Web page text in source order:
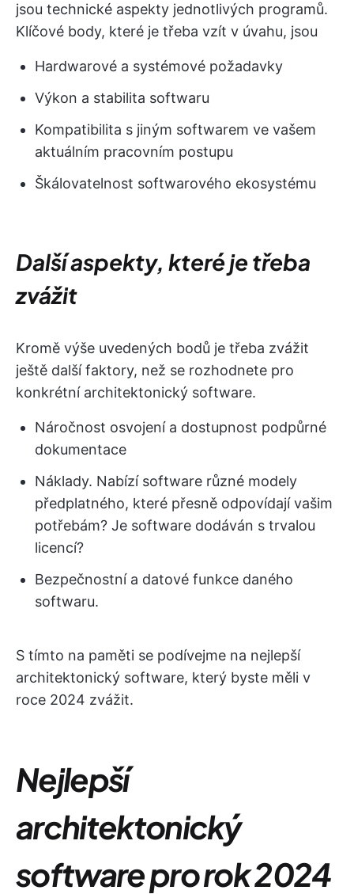
jsou technické aspekty jednotlivých programů.
Klíčové body, které je třeba vzít v úvahu, jsou
Hardwarové a systémové požadavky
Výkon a stabilita softwaru
Kompatibilita s jiným softwarem ve vašem
aktuálním pracovním postupu
Škálovatelnost softwarového ekosystému
Další aspekty, které je třeba
zvážit
Kromě výše uvedených bodů je třeba zvážit
ještě další faktory, než se rozhodnete pro
konkrétní architektonický software.
Náročnost osvojení a dostupnost podpůrné
dokumentace
Náklady. Nabízí software různé modely
předplatného, které přesně odpovídají vašim
potřebám? Je software dodáván s trvalou
licencí?
Bezpečnostní a datové funkce daného
softwaru.
S tímto na paměti se podívejme na nejlepší
architektonický software, který byste měli v
roce 2024 zvážit.
Nejlepší
architektonický
software pro rok 2024